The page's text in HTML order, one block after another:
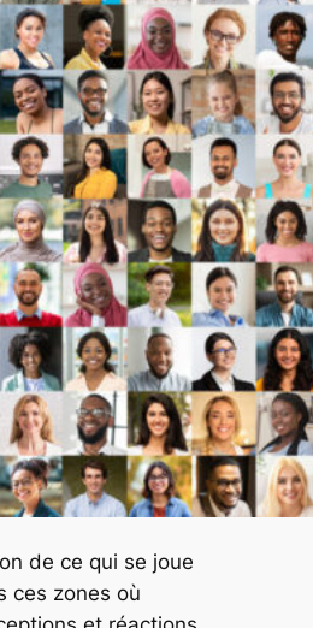
de ce qui se joue
ces zones où